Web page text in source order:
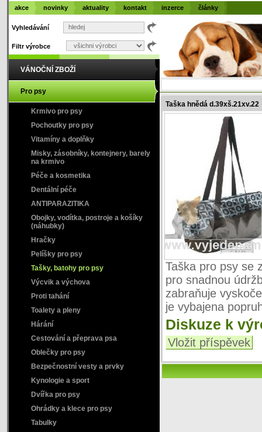
Taška hnědá d.39xš.21xv.22
Taška pro psy se
pro snadnou
zabraňuje
je vybajena
Diskuze k
Vložit příspěvek
Vyhledávání
Filtr výrobce
VÁNOČNÍ ZBOŽÍ
Pro psy
Krmivo pro psy
Pochoutky pro psy
Vitamíny a doplňky
Misky, zásobníky, kontejnery, barely
na krmivo
Péče a kosmetika
Dentální péče
ANTIPARAZITIKA
Obojky, vodítka, postroje a košíky
(náhubky)
Hračky
Pelíšky pro psy
Tašky, batohy pro psy
Výcvik a výchova
Proti tahání
Toalety a pleny
Hárání
Cestování a přeprava psa
Oblečky pro psy
Bezpečnostní vesty a prvky
Kynologie a sport
Dvířka pro psy
Ohrádky a klece pro psy
Tabulky
akce novinky aktuality kontakt inzerce články